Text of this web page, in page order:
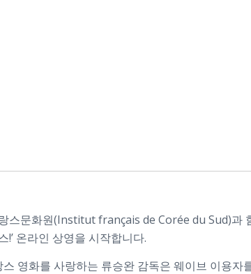
스문화원(Institut français de Corée du Sud)과
!’ 온라인 상영을 시작합니다.
영화를 사랑하는 류승완 감독은 웨이브 이용